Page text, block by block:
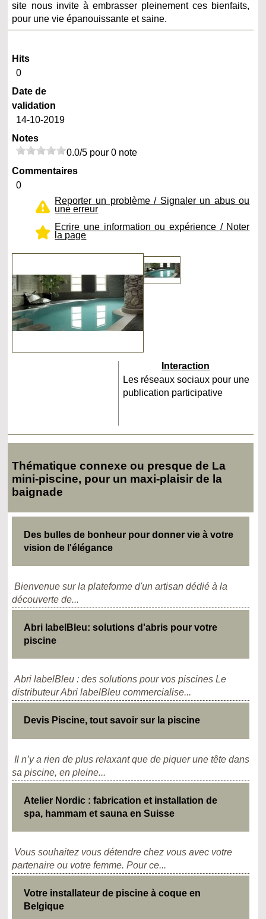
site nous invite à embrasser pleinement ces bienfaits,
pour une vie épanouissante et saine.
Hits
0
Date de
validation
14-10-2019
Notes
0.0/5 pour 0 note
Commentaires
0
Reporter un problème / Signaler un abus ou
une erreur
Ecrire une information ou expérience / Noter
la page
Interaction
Les réseaux sociaux pour une
publication participative
Thématique connexe ou presque de La
mini-piscine, pour un maxi-plaisir de la
baignade
Des bulles de bonheur pour donner vie à votre
vision de l'élégance
Bienvenue sur la plateforme d'un artisan dédié à la
découverte de...
Abri labelBleu: solutions d'abris pour votre
piscine
Abri labelBleu : des solutions pour vos piscines Le
distributeur Abri labelBleu commercialise...
Devis Piscine, tout savoir sur la piscine
Il n’y a rien de plus relaxant que de piquer une tête dans
sa piscine, en pleine...
Atelier Nordic : fabrication et installation de
spa, hammam et sauna en Suisse
Vous souhaitez vous détendre chez vous avec votre
partenaire ou votre femme. Pour ce...
Votre installateur de piscine à coque en
Belgique